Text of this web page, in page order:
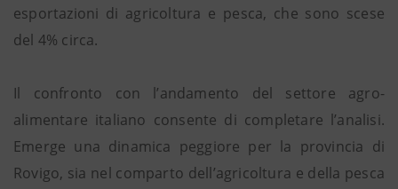
esportazioni di agricoltura e pesca, che sono scese
del 4% circa.
Il confronto con l’andamento del settore agro-
alimentare italiano consente di completare l’analisi.
Emerge una dinamica peggiore per la provincia di
Rovigo, sia nel comparto dell’agricoltura e della pesca